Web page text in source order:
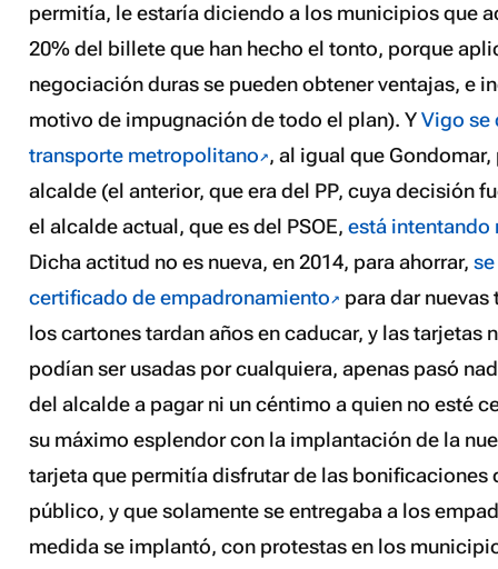
permitía, le estaría diciendo a los municipios que
20% del billete que han hecho el tonto, porque
negociación duras se pueden obtener ventajas, e
motivo de impugnación de todo el plan). YVigo se
transporte metropolitano , al igual que
alcalde (el anterior, que era del PP, cuya decisión
el alcalde actual, que es del PSOE,está intentando
Dicha actitud no es nueva, en 2014, para ahorrar,
certificado de empadronamiento
para dar
los cartones tardan años en caducar, y las tarjetas
podían ser usadas por cualquiera, apenas pasó
del alcalde a pagar ni un céntimo a quien no esté
su máximo esplendor con la implantación de la
tarjeta que permitía disfrutar de las bonificaciones
público, y que solamente se entregaba a los
medida se implantó, con protestas en los